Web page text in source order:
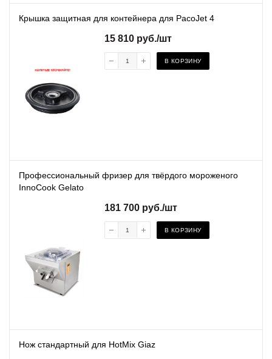
Крышка защитная для контейнера для PacoJet 4
15 810 руб./шт
В КОРЗИНУ
Профессиональный фризер для твёрдого мороженого
InnoCook Gelato
181 700 руб./шт
В КОРЗИНУ
Нож стандартный для HotMix Giaz